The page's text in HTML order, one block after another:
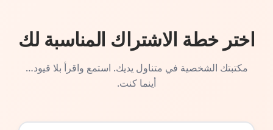
اختر خطة الاشتراك المناسبة لك
مكتبتك الشخصية في متناول يديك. استمع واقرأ بلا قيود…
أينما كنت.